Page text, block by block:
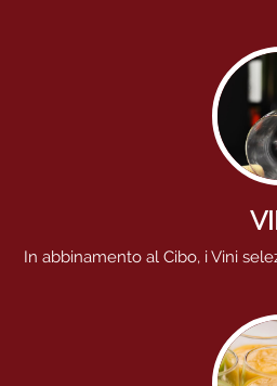
In abbinamento al Cibo, i Vini